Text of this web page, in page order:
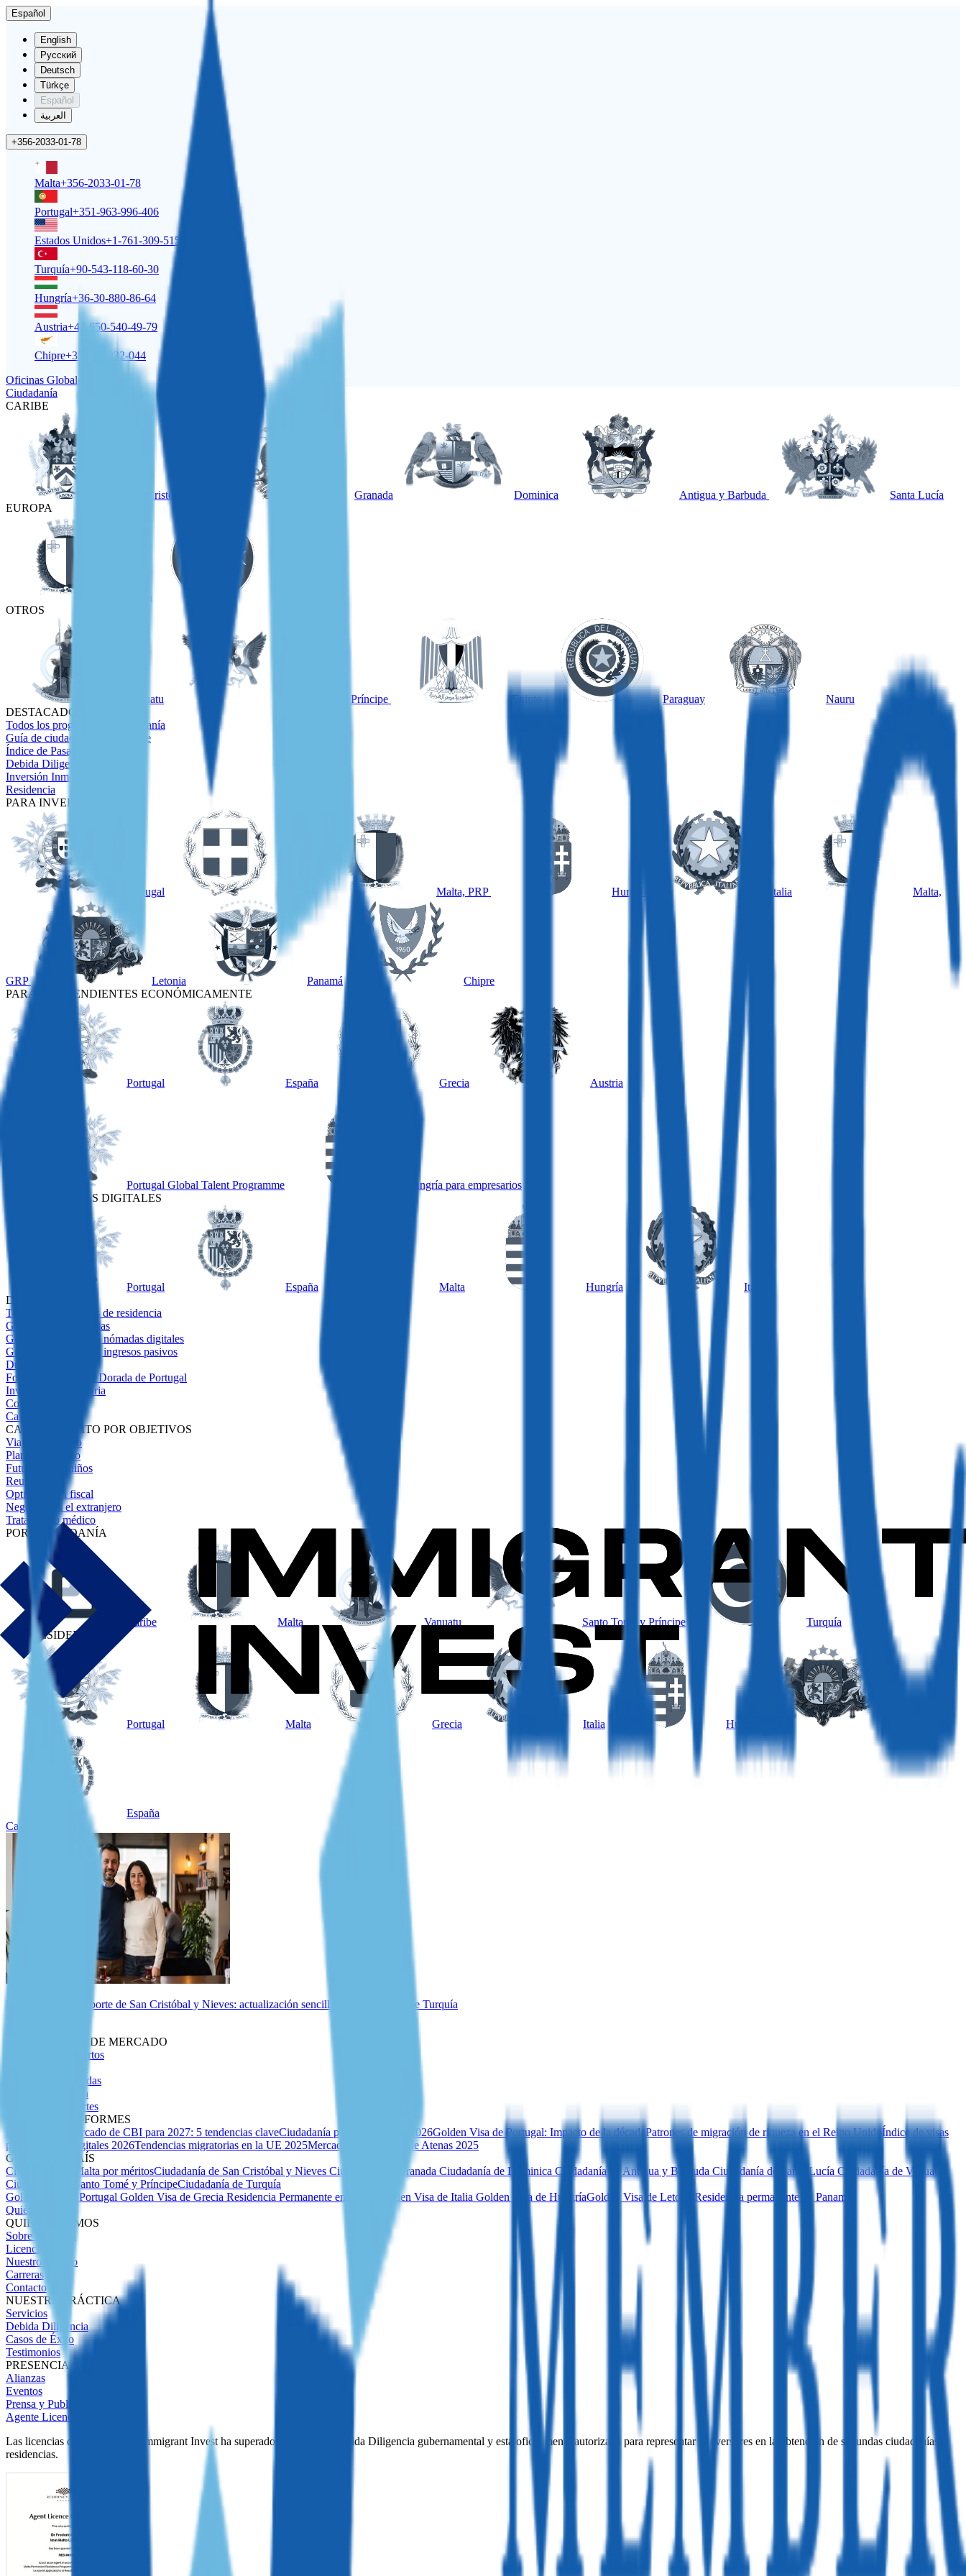
Español
English
Русский
Deutsch
Türkçe
Español
العربية
+356-2033-01-78
Malta+356-2033-01-78
Portugal+351-963-996-406
Estados Unidos+1-761-309-5158
Turquía+90-543-118-60-30
Hungría+36-30-880-86-64
Austria+43-650-540-49-79
Chipre+357-22-232-044
Oficinas Globales
Ciudadanía
CARIBE
San Cristóbal y Nieves Granada Dominica Antigua y Barbuda
Santa Lucía
EUROPA
Malta
OTROS
Vanuatu Santo Tomé y Príncipe Egipto Paraguay
Nauru
DESTACADOS
Todos los programas de ciudadanía
Guía de ciudadanía en el Caribe
Índice de Pasaportes
Debida Diligencia
Inversión Inmobiliaria
Residencia
PARA INVERSORES
Portugal Malta, PRP Hungría Italia Malta,
GRP Letonia Panamá
Chipre
PARA INDEPENDIENTES ECONÓMICAMENTE
Portugal España Grecia
Austria
OTRO
Portugal Global Talent Programme
Hungría para empresarios
PARA NÓMADAS DIGITALES
Portugal España Malta Hungría
Italia
DESTACADO
Todos los programas de residencia
Guía de Visas Doradas
Guía de visados ​​para nómadas digitales
Guía de visados ​​para ingresos pasivos
Due Diligence
Fondos para la Visa Dorada de Portugal
Inversión Inmobiliaria
Comparativa
Casos de Éxito
CASOS DE ÉXITO POR OBJETIVOS
Viajes sin visado
Plan de respaldo
Futuro de los niños
Reubicación
Optimización fiscal
Negocios en el extranjero
Tratamiento médico
POR CIUDADANÍA
Caribe Malta Vanuatu Santo Tomé y Príncipe
Turquía
POR RESIDENCIA
Portugal Malta Grecia Italia Hungría
España
Caso destacado
Biometría del pasaporte de San Cristóbal y Nieves: actualización sencilla para inversores de Turquía
INTELIGENCIA DE MERCADO
Artículos de Expertos
Guías Especializadas
Debida Diligencia
Índice de Pasaportes
ANÁLISIS E INFORMES
Previsión del mercado de CBI para 2027: 5 tendencias claveCiudadanía por inversión en 2026Golden Visa de Portugal: Impacto de la décadaPatrones de migración de riqueza en el Reino UnidoÍndice de visas
para nómadas digitales 2026Tendencias migratorias en la UE 2025Mercado inmobiliario de Atenas 2025
GUÍAS POR PAÍS
Ciudadanía de Malta por méritosCiudadanía de San Cristóbal y Nieves Ciudadanía de Granada Ciudadanía de Dominica Ciudadanía de Antigua y Barbuda Ciudadanía de Santa Lucía Ciudadanía de Vanuatu
Ciudadanía de Santo Tomé y PríncipeCiudadanía de Turquía
Golden Visa de Portugal Golden Visa de Grecia Residencia Permanente en Malta Golden Visa de Italia Golden Visa de HungríaGolden Visa de Letonia
Residencia permanente en Panamá
Quiénes Somos
QUIÉNES SOMOS
Sobre Nosotros
Licencias
Nuestro Equipo
Carreras
Contacto
NUESTRA PRÁCTICA
Servicios
Debida Diligencia
Casos de Éxito
Testimonios
PRESENCIA GLOBAL
Alianzas
Eventos
Prensa y Publicaciones
Agente Licenciado
Las licencias demuestran que Immigrant Invest ha superado una estricta Debida Diligencia gubernamental y está oficialmente autorizada para representar a inversores en la obtención de segundas ciudadanías o
residencias.